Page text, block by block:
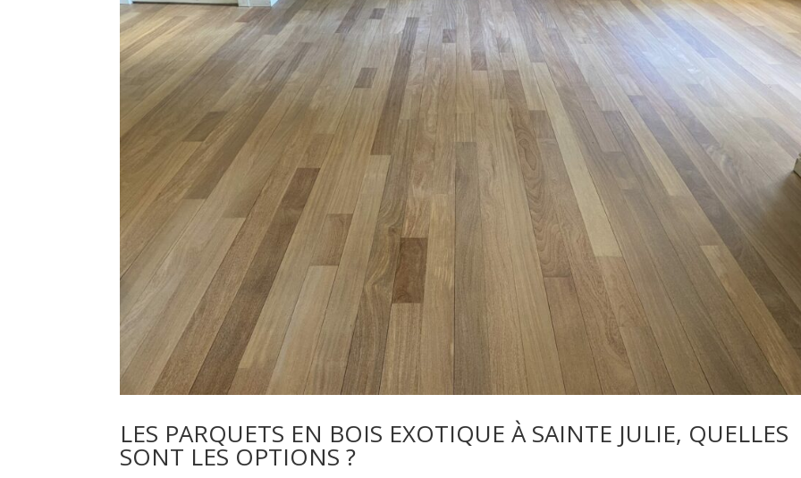
LES PARQUETS EN BOIS EXOTIQUE À SAINTE JULIE, QUELLES
SONT LES OPTIONS ?